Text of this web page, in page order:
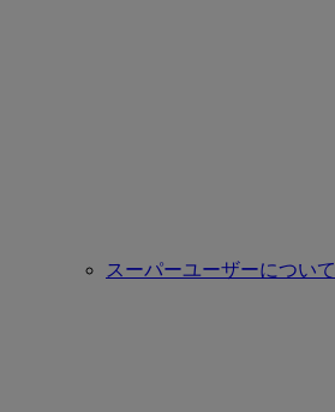
スーパーユーザーについて